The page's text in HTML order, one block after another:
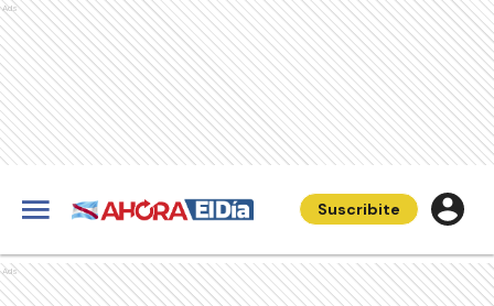
Ads
Suscribite
Ads